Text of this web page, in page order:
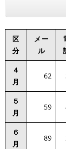
区
分
メー
ル
４
月
62
５
月
59
６
月
89